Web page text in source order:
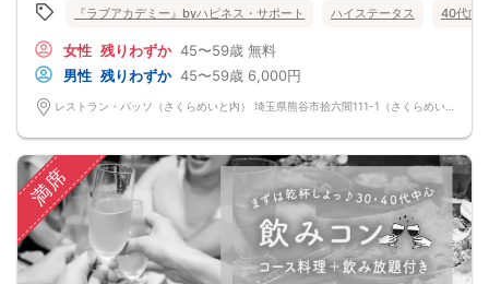
『ラブアカデミー』byハピネス・サポート ハイステータス 40代向
女性 残りわずか 45〜59歳 無料
男性 残りわずか 45〜59歳 6,000円
満席